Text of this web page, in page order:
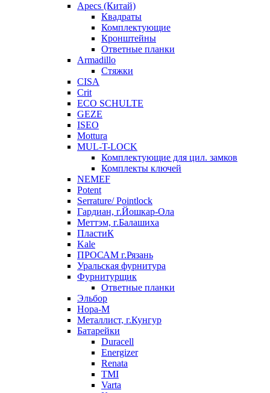
Apecs (Китай)
Квадраты
Комплектующие
Кронштейны
Ответные планки
Armadillo
Стяжки
CISA
Crit
ECO SCHULTE
GEZE
ISEO
Mottura
MUL-T-LOCK
Комплектующие для цил. замков
Комплекты ключей
NEMEF
Potent
Serrature/ Pointlock
Гардиан, г.Йошкар-Ола
Меттэм, г.Балашиха
ПластиК
Kale
ПРОСАМ г.Рязань
Уральская фурнитура
Фурнитурщик
Ответные планки
Эльбор
Нора-М
Металлист, г.Кунгур
Батарейки
Duracell
Energizer
Renata
TMI
Varta